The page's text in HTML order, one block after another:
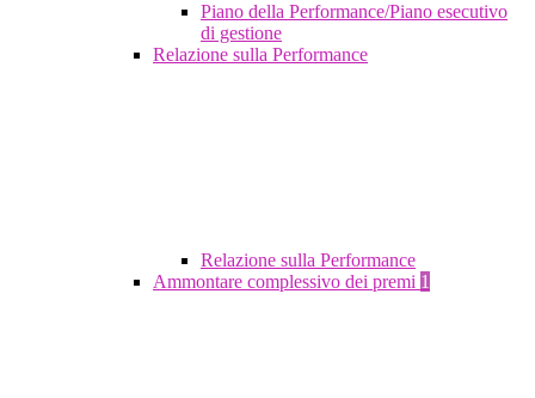
Piano della Performance/Piano esecutivo
di gestione
Relazione sulla Performance
Relazione sulla Performance
Ammontare complessivo dei premi 1